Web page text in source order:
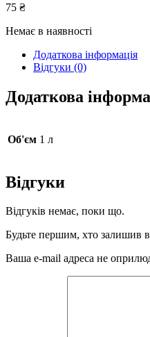
75 ₴
Немає в наявності
Додаткова інформація
Відгуки (0)
Додаткова
Об'єм 1 л
Відгуки
Відгуків немає, поки що.
Будьте першим, хто залишив
Ваша e-mail адреса не